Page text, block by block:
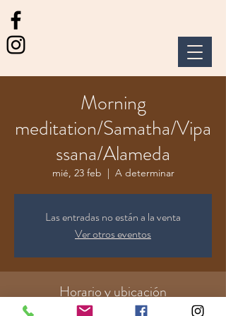
Morning
meditation/Samatha/Vipa
ssana/Alameda
mié, 23 feb
  |
A determinar
Las entradas no están a la venta
Ver otros eventos
Horario y ubicación